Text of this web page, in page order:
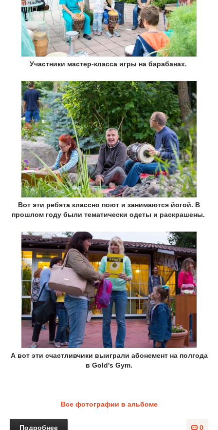
Участники мастер-класса игры на барабанах.
Вот эти ребята классно поют и занимаются йогой. В
прошлом году были тематически одеты и раскрашены.
А вот эти счастливчики выиграли абонемент на полгода
в Gold's Gym.
Все фотографии в альбоме
0
Подробнее